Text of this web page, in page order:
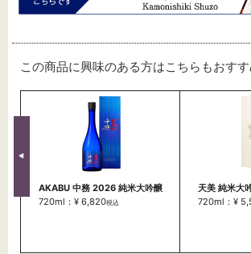
この商品に興味のある方はこちらもおす
AKABU 中務 2026 純米大吟醸
720ml：¥ 6,820税込
天美 純米大
720ml：¥